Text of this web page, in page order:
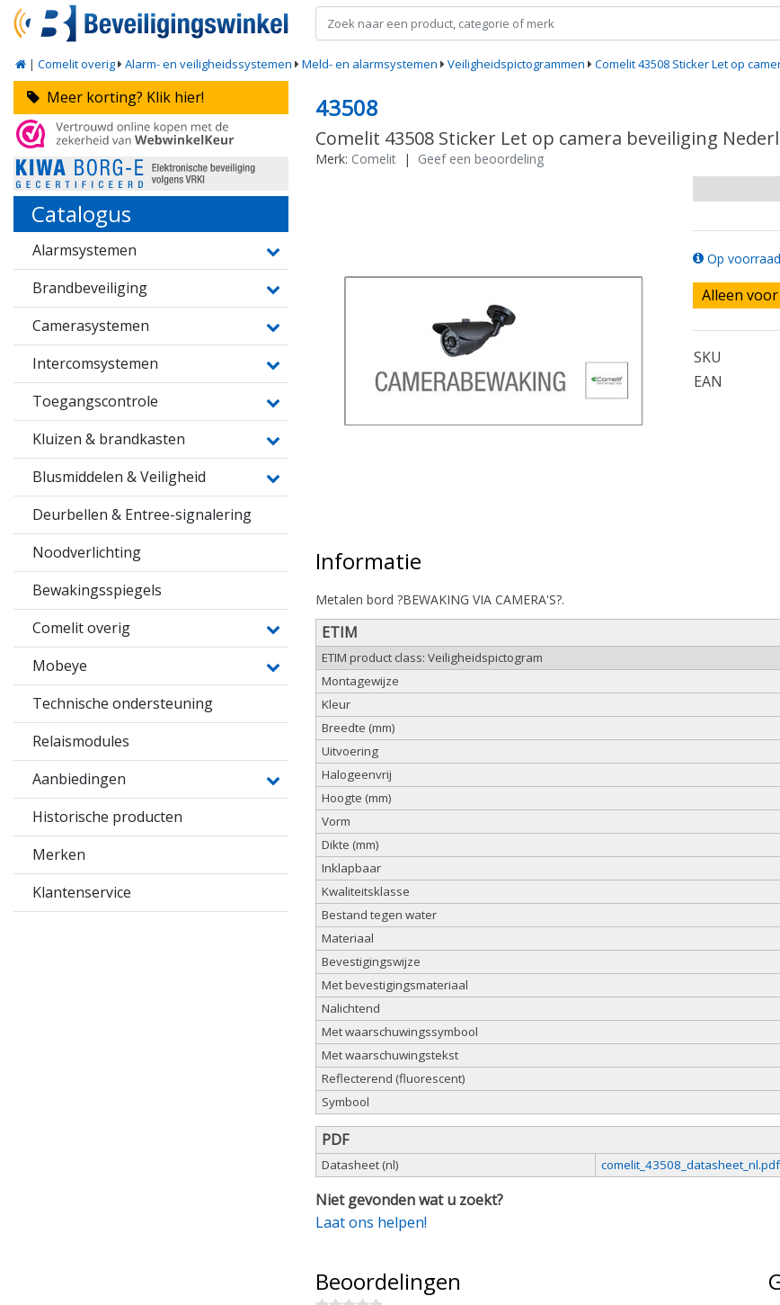
| Comelit overig Alarm- en veiligheidssystemen Meld- en alarmsystemen Veiligheidspictogrammen Comelit 43508 Sticker Let op
Meer korting? Klik hier!
Catalogus
Alarmsystemen
Brandbeveiliging
Camerasystemen
Intercomsystemen
Toegangscontrole
Kluizen & brandkasten
Blusmiddelen & Veiligheid
Deurbellen & Entree-signalering
Noodverlichting
Bewakingsspiegels
Comelit overig
Mobeye
Technische ondersteuning
Relaismodules
Aanbiedingen
Historische producten
Merken
Klantenservice
43508
Comelit 43508 Sticker Let op camera beveiliging
Merk: Comelit | Geef een beoordeling
Op
Alleen
SKU
EAN
Informatie
Metalen bord ?BEWAKING VIA CAMERA'S?.
ETIM
ETIM product class: Veiligheidspictogram
Montagewijze
Kleur
Breedte (mm)
Uitvoering
Halogeenvrij
Hoogte (mm)
Vorm
Dikte (mm)
Inklapbaar
Kwaliteitsklasse
Bestand tegen water
Materiaal
Bevestigingswijze
Met bevestigingsmateriaal
Nalichtend
Met waarschuwingssymbool
Met waarschuwingstekst
Reflecterend (fluorescent)
Symbool
PDF
Datasheet (nl) comelit_43508_datasheet_nl.pdf
Niet gevonden wat u zoekt?
Laat ons helpen!
Beoordelingen